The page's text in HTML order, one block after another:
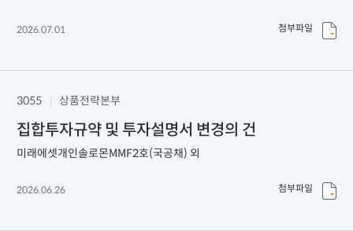
2026.07.01 첨부파일
3055 상품전략본부
집합투자규약 및 투자설명서 변경의 건
미래에셋개인솔로몬MMF2호(국공채) 외
2026.06.26 첨부파일